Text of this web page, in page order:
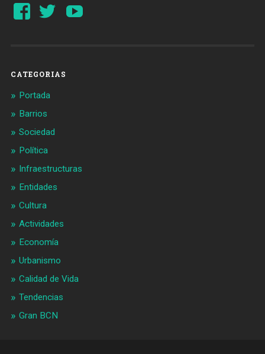
Ver
perfil
Ver
perfil
CATEGORIAS
Portada
Barrios
Sociedad
Política
Infraestructuras
Entidades
Cultura
Actividades
Economía
Urbanismo
Calidad de Vida
Tendencias
Gran BCN